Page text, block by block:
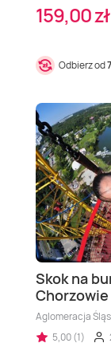
159,00 zł
Odbierz od
Skok na
Chorzowie
Aglomeracja
5,00 (1)